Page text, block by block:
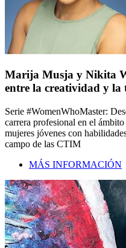
Marija Musja y Nikita
entre la creatividad y la
Serie #WomenWhoMaster:
carrera profesional en el
mujeres jóvenes con
campo de las CTIM
MÁS INFORMACIÓN